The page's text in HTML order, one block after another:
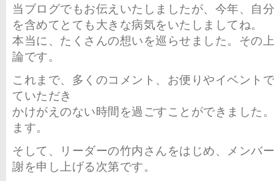
当ブログでもお伝えいたしましたが、今年、自
を含めてとても大きな病気をいたしましてね。
本当に、たくさんの想いを巡らせました。その
論です。
これまで、多くのコメント、お便りやイベント
ていただき
かけがえのない時間を過ごすことができました
ます。
そして、リーダーの竹内さんをはじめ、メンバ
謝を申し上げる次第です。